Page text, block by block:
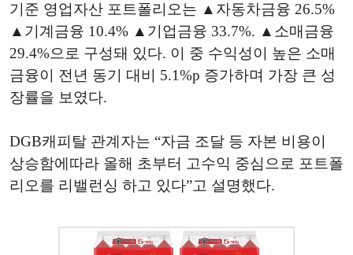
기준 영업자산 포트폴리오는 ▲자동차금융 26.5%
▲기계금융 10.4% ▲기업금융 33.7%. ▲소매금융
29.4%으로 구성돼 있다. 이 중 수익성이 높은 소매
금융이 전년 동기 대비 5.1%p 증가하며 가장 큰 성
장률을 보였다.
DGB캐피탈 관계자는 “자금 조달 등 자본 비용이
상승함에따라 올해 초부터 고수익 중심으로 포트폴
리오를 리밸런싱 하고 있다”고 설명했다.